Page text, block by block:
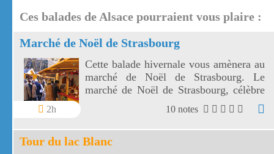
Ces balades de Alsace pourraient vous plaire :
Marché de Noël de Strasbourg
2h
Cette balade hivernale vous amènera au
marché de Noël de Strasbourg. Le
marché de Noël de Strasbourg, célèbre
dans le monde entier, est le plus beau de
10 notes
Tour du lac Blanc